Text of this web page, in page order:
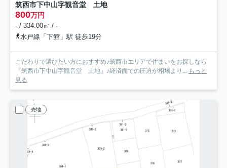
筑西市下中山字観音堂 土地
800万円
- / 334.00㎡ / -
水戸線「下館」駅 徒歩19分
こだわりで選びたい方におすすめ♪筑西市エリアで住まいをお探しなら
「筑西市下中山字観音堂 土地」♪経済面での圧迫が相場より... もっと
見る
売地